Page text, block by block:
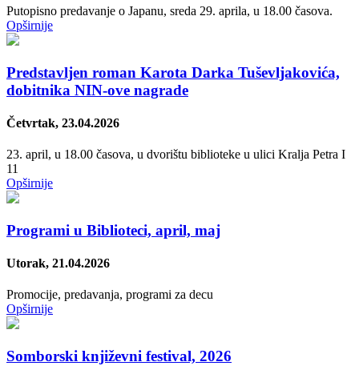
Putopisno predavanje o Japanu, sreda 29. aprila, u 18.00 časova.
Opširnije
Predstavlјen roman Karota Darka Tuševlјakovića,
dobitnika NIN-ove nagrade
Četvrtak, 23.04.2026
23. april, u 18.00 časova, u dvorištu biblioteke u ulici Kralјa Petra I
11
Opširnije
Programi u Biblioteci, april, maj
Utorak, 21.04.2026
Promocije, predavanja, programi za decu
Opširnije
Somborski književni festival, 2026